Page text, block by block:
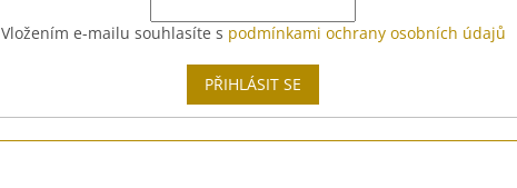
Vložením e-mailu souhlasíte s podmínkami ochrany osobních údajů
PŘIHLÁSIT SE